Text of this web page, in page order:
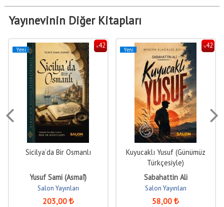
Yayınevinin Diğer Kitapları
%42
Yeni
Sicilya’da Bir Osmanlı
Yusuf Sami (Asmaî)
Salon Yayınları
203,00
%42
Yeni
Kuyucaklı Yusuf (Günümüz
Türkçesiyle)
Sabahattin Ali
Salon Yayınları
58,00